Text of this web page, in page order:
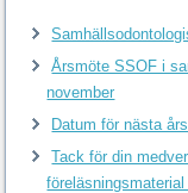
Årsmöte SSOF i
november
Datum för nästa
Tack för din